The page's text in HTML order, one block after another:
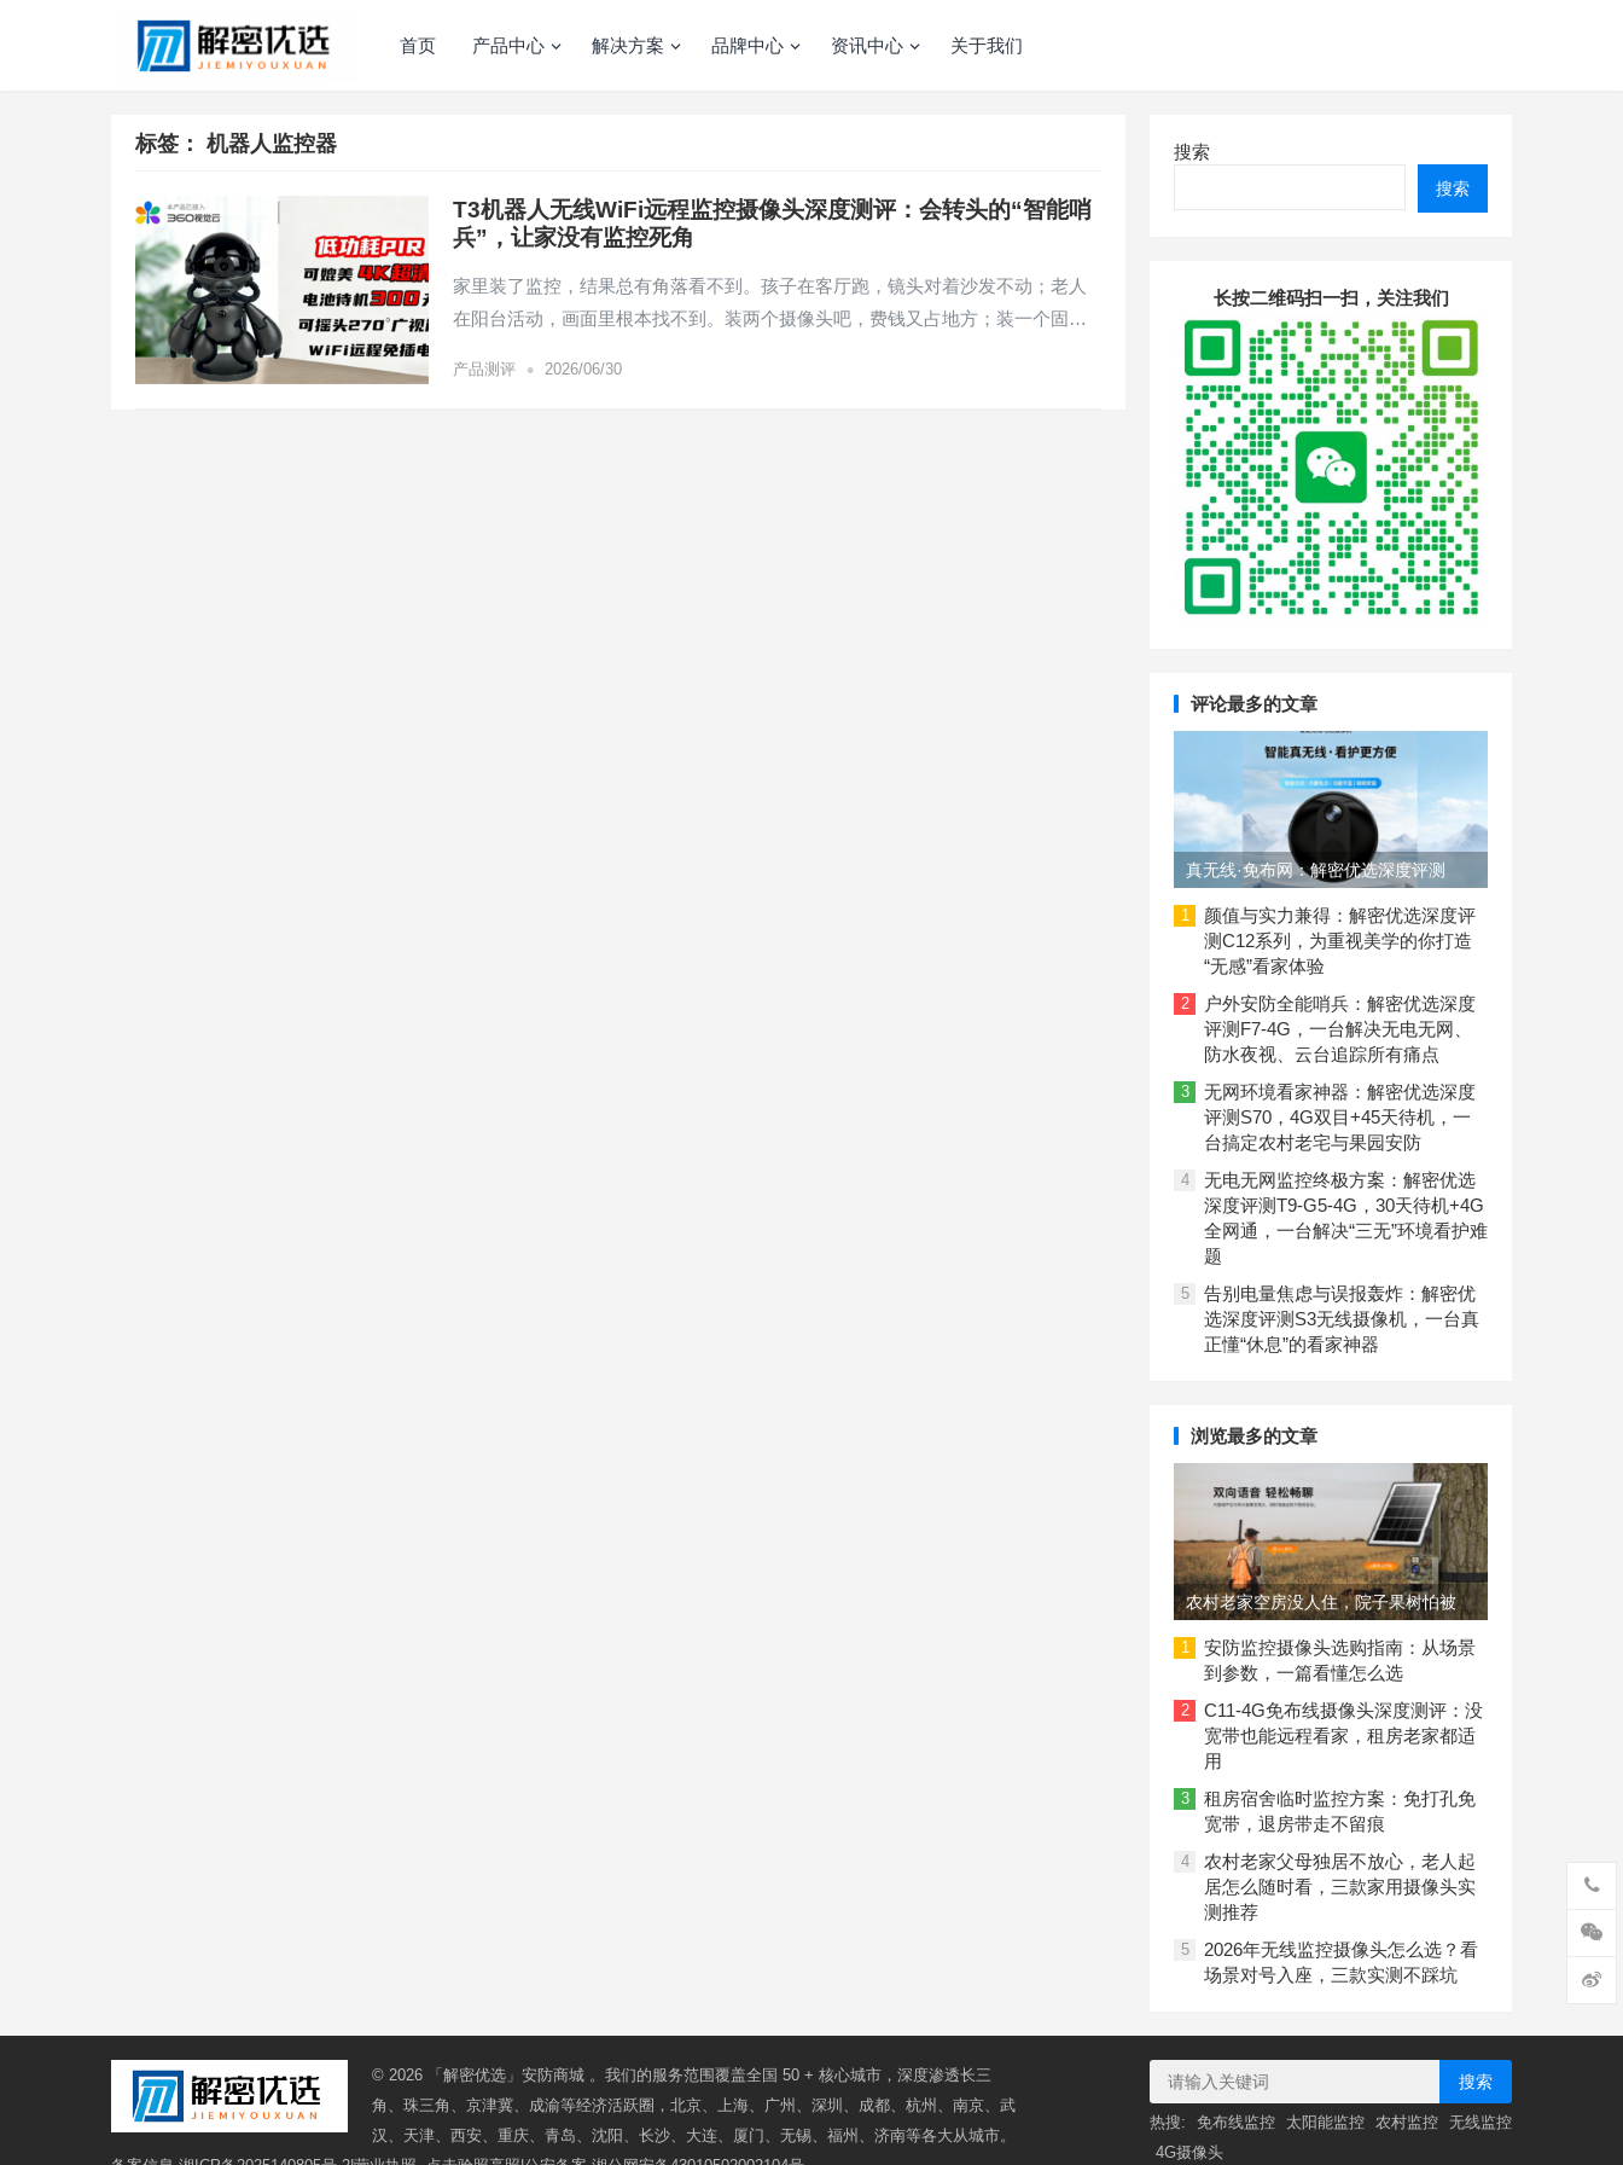
首页 产品中心 解决方案 品牌中心 资讯中心 关于我们
标签： 机器人监控器
T3机器人无线WiFi远程监控摄像头深度测评：会转头的“智能哨
兵”，让家没有监控死角
家里装了监控，结果总有角落看不到。孩子在客厅跑，镜头对着沙发不动；老人
在阳台活动，画面里根本找不到。装两个摄像头吧，费钱又占地方；装一个固…
产品测评 • 2026/06/30
搜索
搜索
长按二维码扫一扫，关注我们
评论最多的文章
真无线·免布网：解密优选深度评测
C11-4G摄像头，如何用磁吸设计+4G
联网解决无网看护难题？
1
颜值与实力兼得：解密优选深度评
测C12系列，为重视美学的你打造
“无感”看家体验
2
户外安防全能哨兵：解密优选深度
评测F7-4G，一台解决无电无网、
防水夜视、云台追踪所有痛点
3
无网环境看家神器：解密优选深度
评测S70，4G双目+45天待机，一
台搞定农村老宅与果园安防
4
无电无网监控终极方案：解密优选
深度评测T9-G5-4G，30天待机+4G
全网通，一台解决“三无”环境看护难
题
5
告别电量焦虑与误报轰炸：解密优
选深度评测S3无线摄像机，一台真
正懂“休息”的看家神器
浏览最多的文章
农村老家空房没人住，院子果树怕被
偷，三款4G摄像头让远程看护更省心
1
安防监控摄像头选购指南：从场景
到参数，一篇看懂怎么选
2
C11-4G免布线摄像头深度测评：没
宽带也能远程看家，租房老家都适
用
3
租房宿舍临时监控方案：免打孔免
宽带，退房带走不留痕
4
农村老家父母独居不放心，老人起
居怎么随时看，三款家用摄像头实
测推荐
5
2026年无线监控摄像头怎么选？看
场景对号入座，三款实测不踩坑
© 2026 「解密优选」安防商城 。我们的服务范围覆盖全国 50 + 核心城市，深度渗透长三
角、珠三角、京津冀、成渝等经济活跃圈，北京、上海、广州、深圳、成都、杭州、南京、武
汉、天津、西安、重庆、青岛、沈阳、长沙、大连、厦门、无锡、福州、济南等各大从城市。
搜索
热搜: 免布线监控 太阳能监控 农村监控 无线监控
4G摄像头